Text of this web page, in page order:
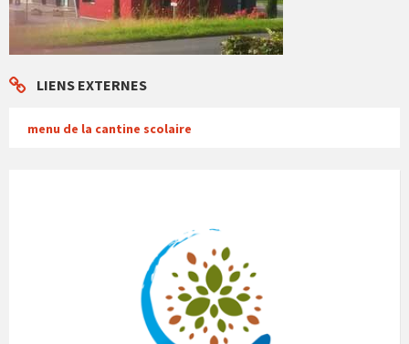
LIENS EXTERNES
menu de la cantine scolaire